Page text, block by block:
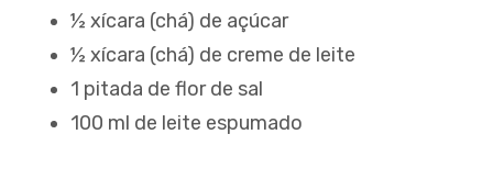
½ xícara (chá) de açúcar
½ xícara (chá) de creme de leite
1 pitada de flor de sal
100 ml de leite espumado